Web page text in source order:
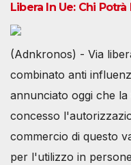
Libera In Ue: Chi Potrà
(Adnkronos) - Via
combinato anti
annunciato oggi che
concesso
commercio di questo
per l'utilizzo in